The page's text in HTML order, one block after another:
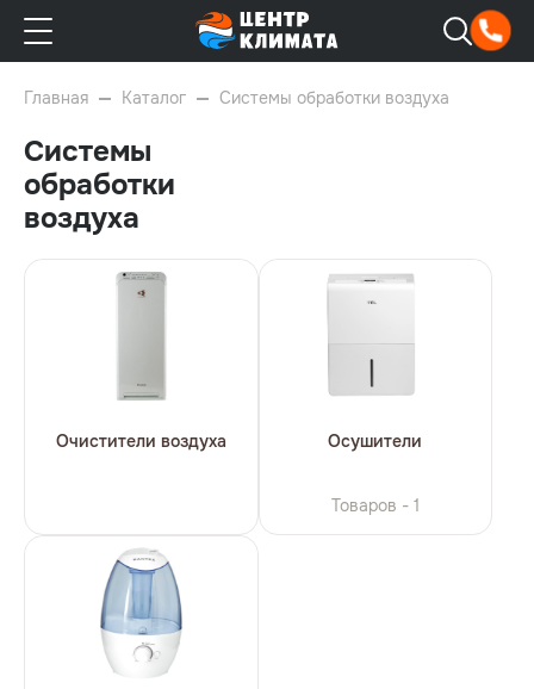
Главная Каталог Системы обработки воздуха
Системы
обработки
воздуха
Очистители воздуха Осушители
Товаров - 1